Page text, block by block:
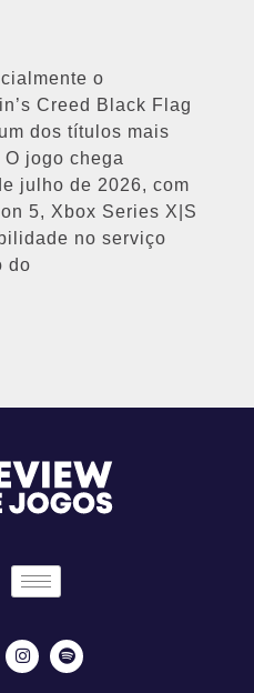
o
Creed Black Flag
dos títulos mais
jogo chega
julho de 2026, com
5, Xbox Series X|S
no serviço
do